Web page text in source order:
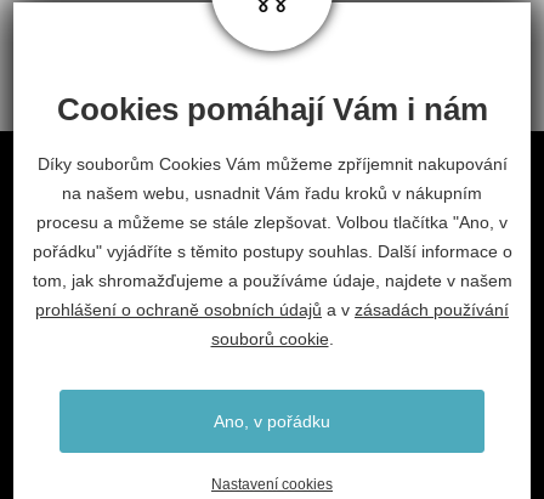
Obchodní podmínky
Odstoupení od smlouvy
Nastavení cookies
facebookinstagram
2026 © Habitat, a.s.
info@habitat-cz.cz
+420 568 620 101 (prodejna)
Cookies pomáhají Vám i nám
Díky souborům Cookies Vám můžeme zpříjemnit nakupování
na našem webu, usnadnit Vám řadu kroků v nákupním
procesu a můžeme se stále zlepšovat. Volbou tlačítka "Ano, v
pořádku" vyjádříte s těmito postupy souhlas. Další informace o
tom, jak shromažďujeme a používáme údaje, najdete v našem
prohlášení o ochraně osobních údajů a v zásadách používání
souborů cookie.
Ano, v pořádku
Nastavení cookies